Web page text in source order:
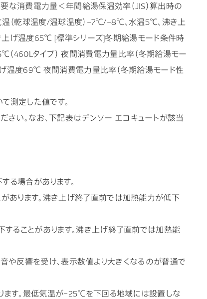
な消費電力量＜年間給湯保温効率（JIS）算出時の
（乾球温度/温球温度）−7℃/−8℃、水温5℃、沸き上
げ温度65℃ [標準シリーズ]冬期給湯モード条件時
（460Lタイプ） 夜間消費電力量比率（冬期給湯モー
温度69℃ 夜間消費電力量比率（冬期給湯モード性
測定した値です。
い。なお、下記表はデンソー エコキュートが該当
場合があります。
ります。沸き上げ終了直前では加熱能力が低下
ことがあります。沸き上げ終了直前では加熱能
反響を受け、表示数値より大きくなるのが普通で
す。最低気温が−25℃を下回る地域には設置しな